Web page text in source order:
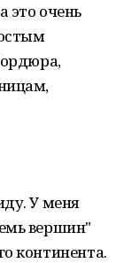
это очень
У меня
вершин"
континента.